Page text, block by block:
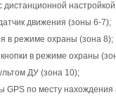
дистанционной
движения (зоны 6-7);
в режиме охраны (зона 8);
в режиме охраны
ДУ (зона 10);
GPS по месту